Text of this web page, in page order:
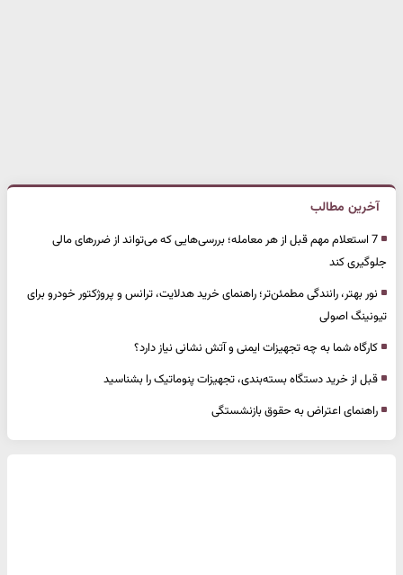
آخرین مطالب
7 استعلام مهم قبل از هر معامله؛ بررسی‌هایی که می‌تواند از ضررهای مالی
جلوگیری کند
نور بهتر، رانندگی مطمئن‌تر؛ راهنمای خرید هدلایت، ترانس و پروژکتور خودرو برای
تیونینگ اصولی
کارگاه شما به چه تجهیزات ایمنی و آتش نشانی نیاز دارد؟
قبل از خرید دستگاه بسته‌بندی، تجهیزات پنوماتیک را بشناسید
راهنمای اعتراض به حقوق بازنشستگی